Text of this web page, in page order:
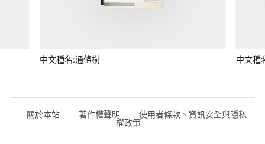
中文種名:通條樹 中文種
關於本站 著作權聲明 使用者條款、資訊安全與隱私
權政策